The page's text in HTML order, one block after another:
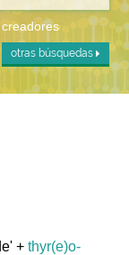
otras búsquedas
+thyr(e)o-